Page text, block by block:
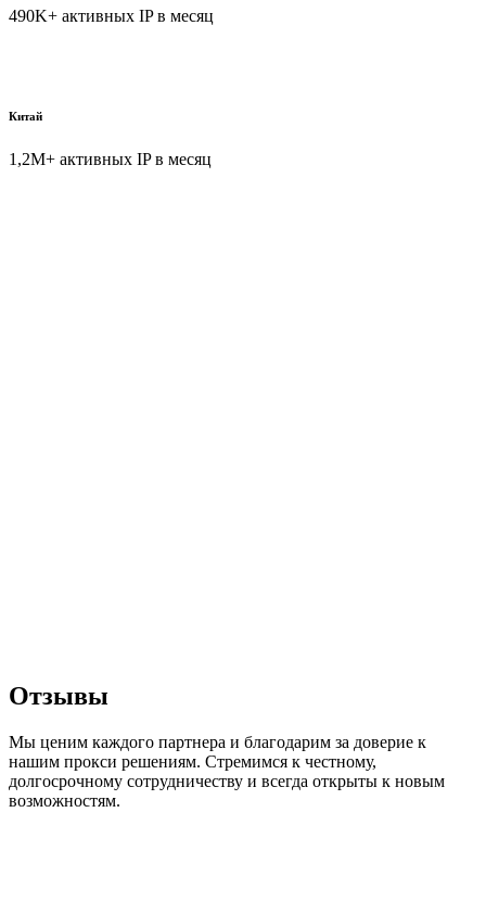
490K+ активных IP в месяц
Китай
1,2M+ активных IP в месяц
Отзывы
Мы ценим каждого партнера и благодарим за доверие к
нашим прокси решениям. Стремимся к честному,
долгосрочному сотрудничеству и всегда открыты к новым
возможностям.